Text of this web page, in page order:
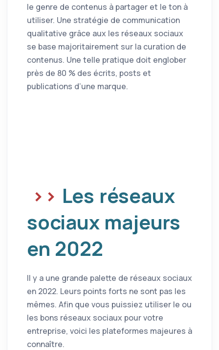
le genre de contenus à partager et le ton à
utiliser. Une stratégie de communication
qualitative grâce aux les réseaux sociaux
se base majoritairement sur la curation de
contenus. Une telle pratique doit englober
près de 80 % des écrits, posts et
publications d’une marque.
Les réseaux
sociaux majeurs
en 2022
Il y a une grande palette de réseaux sociaux
en 2022. Leurs points forts ne sont pas les
mêmes. Afin que vous puissiez utiliser le ou
les bons réseaux sociaux pour votre
entreprise, voici les plateformes majeures à
connaître.